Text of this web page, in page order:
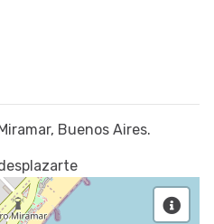
Buenos Aires.